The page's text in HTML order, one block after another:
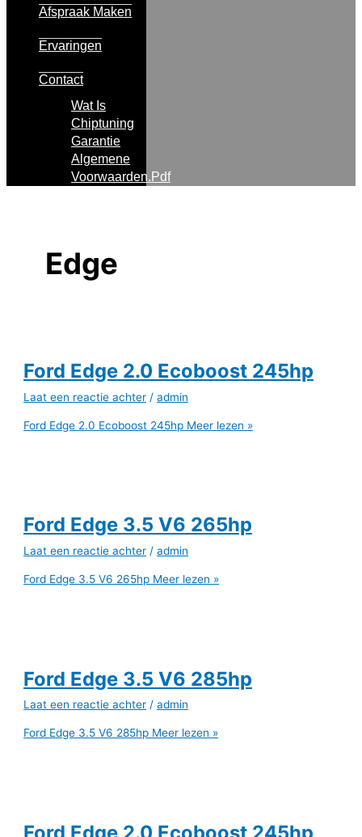
Afspraak Maken
Ervaringen
Contact
Wat Is
Chiptuning
Garantie
Algemene
Voorwaarden.pdf
Edge
Ford Edge 2.0 Ecoboost 245hp
Laat een reactie achter /admin
Ford Edge 2.0 Ecoboost 245hp Meer lezen »
Ford Edge 3.5 V6 265hp
Laat een reactie achter /admin
Ford Edge 3.5 V6 265hp Meer lezen »
Ford Edge 3.5 V6 285hp
Laat een reactie achter /admin
Ford Edge 3.5 V6 285hp Meer lezen »